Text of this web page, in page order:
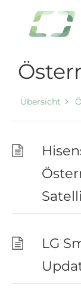
Übersicht
LG